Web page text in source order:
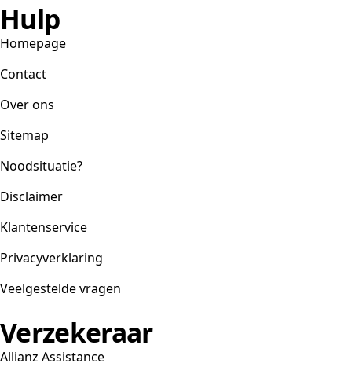
Hulp
Homepage
Contact
Over ons
Sitemap
Noodsituatie?
Disclaimer
Klantenservice
Privacyverklaring
Veelgestelde vragen
Verzekeraar
Allianz Assistance